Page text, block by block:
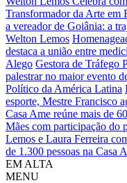
Transformador da Arte em
a vereador de Goiânia: a
Welton Lemos
destaca a união entre
Alego Gestora de Tráfego
palestrar no maior evento
Político da América Latina
esporte, Mestre Francisco
Casa Ame reúne mais de
Mães com participação do
Lemos e Laura Ferreira
de 1.300 pessoas na Casa
EM ALTA
MENU